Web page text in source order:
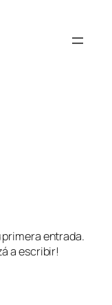
primera entrada.
a escribir!